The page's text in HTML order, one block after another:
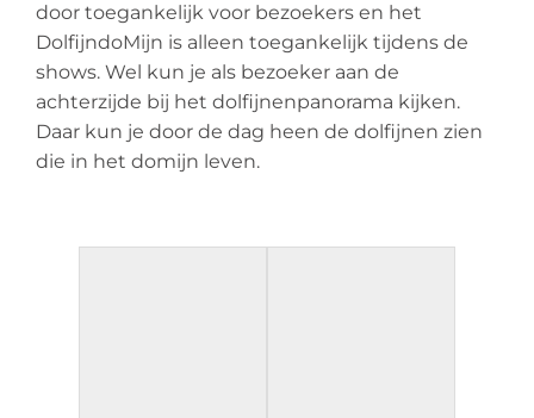
door toegankelijk voor bezoekers en het
DolfijndoMijn is alleen toegankelijk tijdens de
shows. Wel kun je als bezoeker aan de
achterzijde bij het dolfijnenpanorama kijken.
Daar kun je door de dag heen de dolfijnen zien
die in het domijn leven.